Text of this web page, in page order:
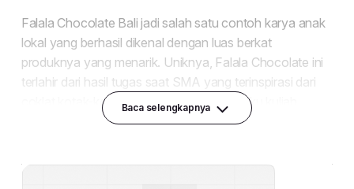
Baca selengkapnya